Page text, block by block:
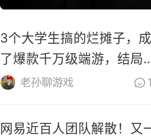
3个大学生搞的烂摊子，成
了爆款千万级端游，结局
震撼老孙聊游戏
网易近百人团队解散！又